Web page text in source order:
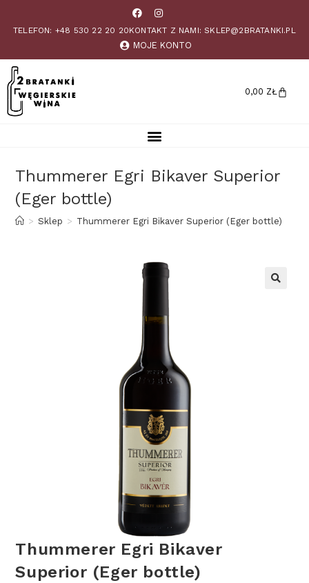
TELEFON: +48 530 22 20 20KONTAKT Z NAMI: SKLEP@2BRATANKI.PL
MOJE KONTO
0,00 ZŁ
Thummerer Egri Bikaver Superior
(Eger bottle)
> Sklep > Thummerer Egri Bikaver Superior (Eger bottle)
Thummerer Egri Bikaver
Superior (Eger bottle)